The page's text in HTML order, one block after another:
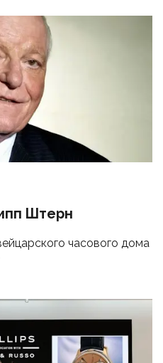
Штерн
часового дома